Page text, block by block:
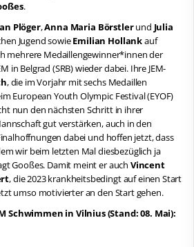
.
Plöger,Anna Maria Börstlerund Julia
Jugend sowieEmilian Hollankauf
mehrere Medaillengewinner*innen der
in Belgrad (SRB) wieder dabei. Ihre JEM-
, die im Vorjahr mit sechs Medaillen
European Youth Olympic Festival (EYOF)
nun den nächsten Schritt in ihrer
gut verstärken, auch in den
dabei und hoffen jetzt, dass
wir beim letzten Mal diesbezüglich ja
Gooßes. Damit meint er auch Vincent
, die 2023 krankheitsbedingt auf einen Start
umso motivierter an den Start gehen.
Schwimmen in Vilnius (Stand: 08. Mai):